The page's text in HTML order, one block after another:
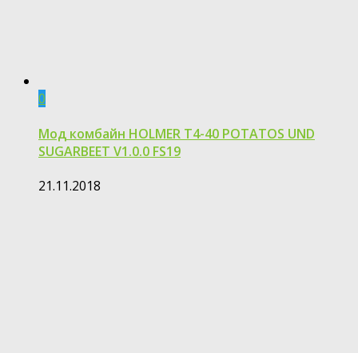
0
Мод комбайн HOLMER T4-40 POTATOS UND
SUGARBEET V1.0.0 FS19
21.11.2018